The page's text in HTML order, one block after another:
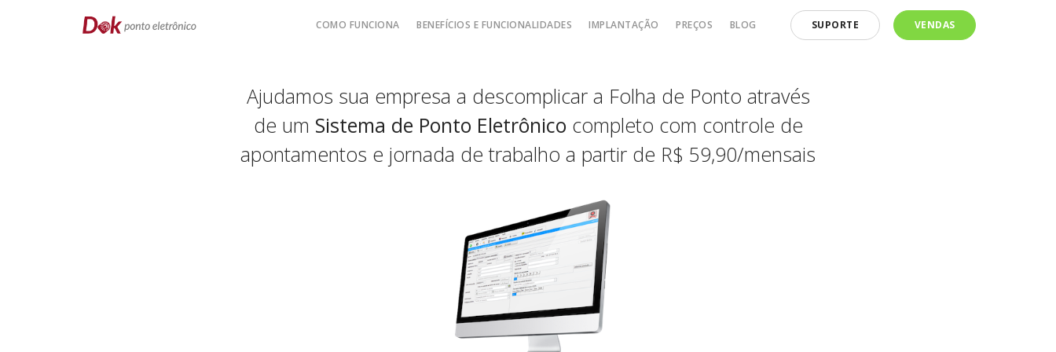
COMO FUNCIONA BENEFÍCIOS E FUNCIONALIDADES IMPLANTAÇÃO PREÇOS BLOG SUPORTE VENDAS
Ajudamos sua empresa a descomplicar a Folha de Ponto através
de um Sistema de Ponto Eletrônico completo com controle de
apontamentos e jornada de trabalho a partir de R$ 59,90/mensais